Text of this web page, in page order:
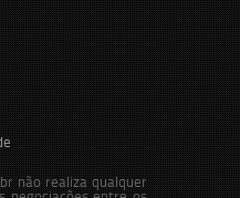
não realiza qualquer